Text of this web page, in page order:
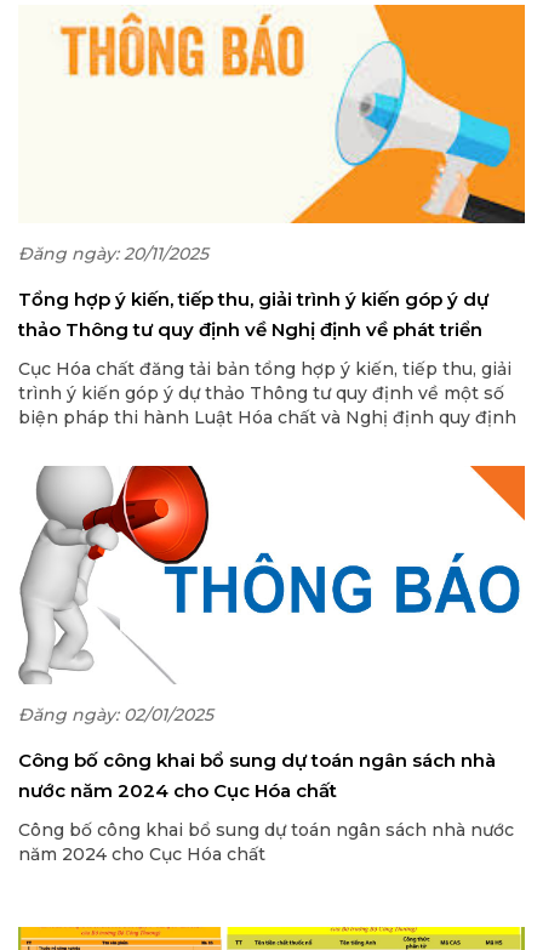
Đăng ngày: 20/11/2025
Tổng hợp ý kiến, tiếp thu, giải trình ý kiến góp ý dự
thảo Thông tư quy định về Nghị định về phát triển
công nghiệp hóa chất và an toàn, an ninh hóa chất
Cục Hóa chất đăng tải bản tổng hợp ý kiến, tiếp thu, giải
trình ý kiến góp ý dự thảo Thông tư quy định về một số
biện pháp thi hành Luật Hóa chất và Nghị định quy định
thi hành một số điều của Luật hóa chất về phát triển
công nghiệp hóa chất và an toàn, an ninh hóa chất.
Đăng ngày: 02/01/2025
Công bố công khai bổ sung dự toán ngân sách nhà
nước năm 2024 cho Cục Hóa chất
Công bố công khai bổ sung dự toán ngân sách nhà nước
năm 2024 cho Cục Hóa chất